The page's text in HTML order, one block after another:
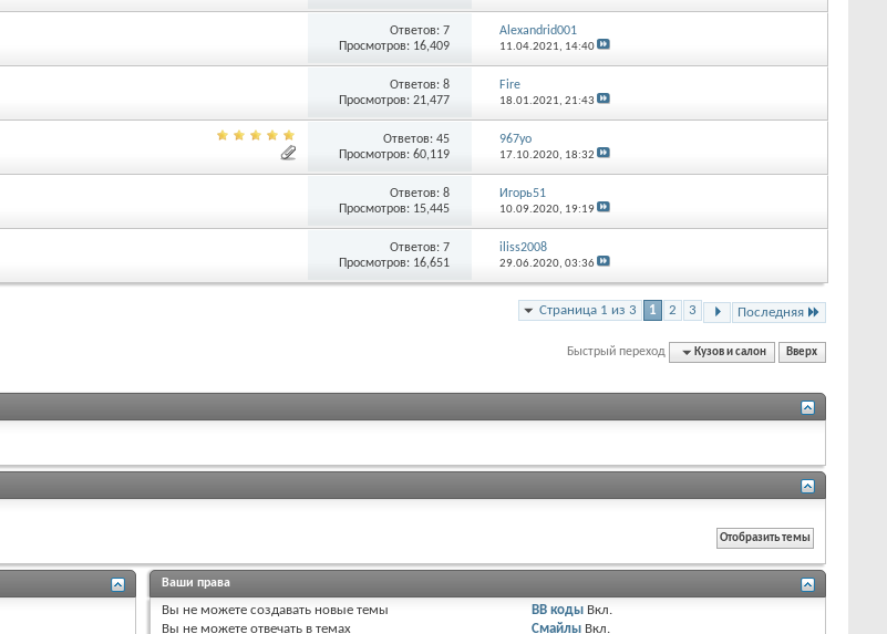
Ответов:7
Просмотров: 16,409
Alexandrid001
11.04.2021, 14:40
Ответов:8
Просмотров: 21,477
Fire
18.01.2021, 21:43
Ответов:45
Просмотров: 60,119
967уо
17.10.2020, 18:32
Ответов:8
Просмотров: 15,445
Игорь51
10.09.2020, 19:19
Ответов:7
Просмотров: 16,651
iliss2008
29.06.2020, 03:36
Страница 1 из 3 1 2 3 Последняя
Быстрый переход Кузов и салон Вверх
Ваши права
Вы не можете создавать новые темы
Вы не можете отвечать в темах
BB коды Вкл.
Смайлы Вкл.